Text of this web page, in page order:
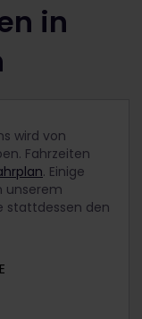
in
wird von
Fahrzeiten
. Einige
unserem
stattdessen den